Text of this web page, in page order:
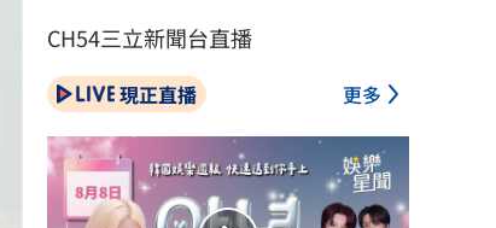
CH54三立新聞台直播
現正直播 更多